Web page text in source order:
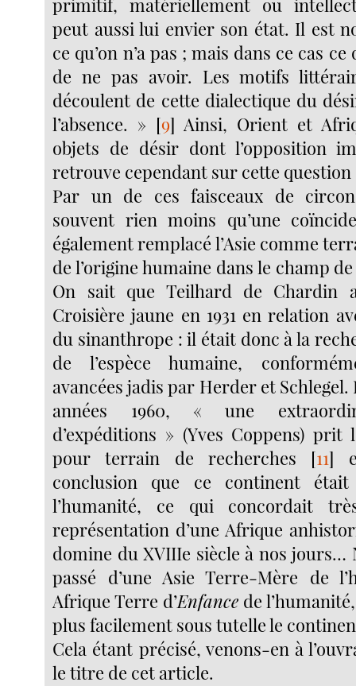
primitif, matériellement ou
peut aussi lui envier son état. Il est
ce qu’on n’a pas ; mais dans ce cas ce
de ne pas avoir. Les motifs
découlent de cette dialectique du
l’absence. » [9] Ainsi, Orient et
objets de désir dont l’opposition
retrouve cependant sur cette question
Par un de ces faisceaux de
souvent rien moins qu’une
également remplacé l’Asie comme
de l’origine humaine dans le champ
On sait que Teilhard de Chardin
Croisière jaune en 1931 en relation
du sinanthrope : il était donc à la
de l’espèce humaine,
avancées jadis par Herder et
années 1960, « une
d’expéditions » (Yves Coppens) prit
pour terrain de recherches [11]
conclusion que ce continent
l’humanité, ce qui concordait
représentation d’une Afrique
domine du XVIIIe siècle à nos jours…
passé d’une Asie Terre-Mère de
Afrique Terre d’Enfance de
plus facilement sous tutelle le
Cela étant précisé, venons-en à
le titre de cet article.